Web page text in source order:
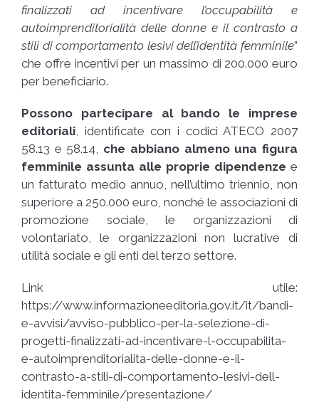
finalizzati ad incentivare l’occupabilità e
autoimprenditorialità delle donne e il contrasto a
stili di comportamento lesivi dell’identità femminile”
che offre incentivi per un massimo di 200.000 euro
per beneficiario.
Possono partecipare al bando le imprese
editoriali , identificate con i codici ATECO 2007
58.13 e 58.14, che abbiano almeno una figura
femminile assunta alle proprie dipendenze e
un fatturato medio annuo, nell’ultimo triennio, non
superiore a 250.000 euro, nonché le associazioni di
promozione sociale, le organizzazioni di
volontariato, le organizzazioni non lucrative di
utilità sociale e gli enti del terzo settore.
Link utile:
https://www.informazioneeditoria.gov.it/it/bandi-
e-avvisi/avviso-pubblico-per-la-selezione-di-
progetti-finalizzati-ad-incentivare-l-occupabilita-
e-autoimprenditorialita-delle-donne-e-il-
contrasto-a-stili-di-comportamento-lesivi-dell-
identita-femminile/presentazione/